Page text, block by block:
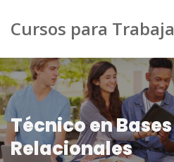
Cursos para
Técnico en
Relacionales